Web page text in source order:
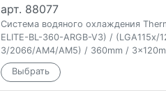
арт. 88077
Система водяного охлаждения
ELITE-BL-360-ARGB-V3) / (LGA115x/
3/2066/AM4/AM5) / 360mm /